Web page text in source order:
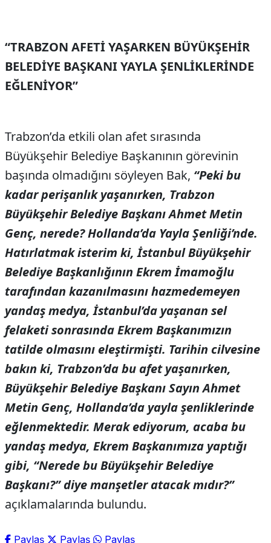
“TRABZON AFETİ YAŞARKEN BÜYÜKŞEHİR
BELEDİYE BAŞKANI YAYLA ŞENLİKLERİNDE
EĞLENİYOR”
Trabzon’da etkili olan afet sırasında
Büyükşehir Belediye Başkanının görevinin
başında olmadığını söyleyen Bak, “Peki bu
kadar perişanlık yaşanırken, Trabzon
Büyükşehir Belediye Başkanı Ahmet Metin
Genç, nerede? Hollanda’da Yayla Şenliği’nde.
Hatırlatmak isterim ki, İstanbul Büyükşehir
Belediye Başkanlığının Ekrem İmamoğlu
tarafından kazanılmasını hazmedemeyen
yandaş medya, İstanbul’da yaşanan sel
felaketi sonrasında Ekrem Başkanımızın
tatilde olmasını eleştirmişti. Tarihin cilvesine
bakın ki, Trabzon’da bu afet yaşanırken,
Büyükşehir Belediye Başkanı Sayın Ahmet
Metin Genç, Hollanda’da yayla şenliklerinde
eğlenmektedir. Merak ediyorum, acaba bu
yandaş medya, Ekrem Başkanımıza yaptığı
gibi, “Nerede bu Büyükşehir Belediye
Başkanı?” diye manşetler atacak mıdır?”
açıklamalarında bulundu.
Paylaş Paylaş Paylaş